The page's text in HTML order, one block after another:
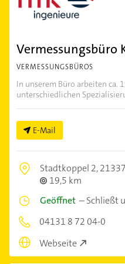
Vermessungsbüro
VERMESSUNGSBÜROS
In unserem Büro arbeiten ca.
unterschiedlichen
E-Mail
Stadtkoppel 2,
19,5 km
Geöffnet –Schließt
04131 8 72 04-0
Webseite